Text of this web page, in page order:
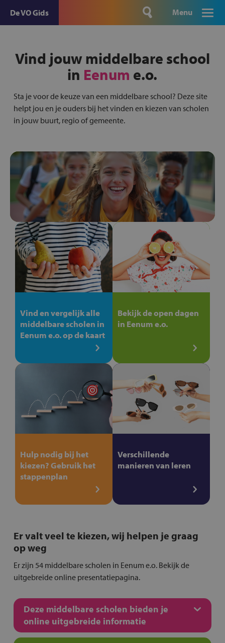
De VO Gids Menu
Vind jouw middelbare school
in Eenum e.o.
Sta je voor de keuze van een middelbare school? Deze site
helpt jou en je ouders bij het vinden en kiezen van scholen
in jouw buurt, regio of gemeente.
Vind en vergelijk alle
middelbare scholen in
Eenum e.o. op de kaart
Bekijk de open dagen
in Eenum e.o.
Hulp nodig bij het
kiezen? Gebruik het
stappenplan
Verschillende
manieren van leren
Er valt veel te kiezen, wij helpen je graag
op weg
Er zijn 54 middelbare scholen in Eenum e.o. Bekijk de
uitgebreide online presentatiepagina.
Deze middelbare scholen bieden je
online uitgebreide informatie